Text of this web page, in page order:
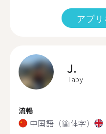
アプ
J.
Täby
流暢
中国語（簡体字）